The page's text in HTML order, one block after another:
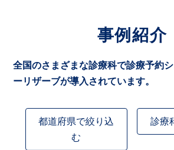
事例紹介
全国のさまざまな診療科で診療予約
ーリザーブが導入されています。
都道府県で絞り込
む
診療